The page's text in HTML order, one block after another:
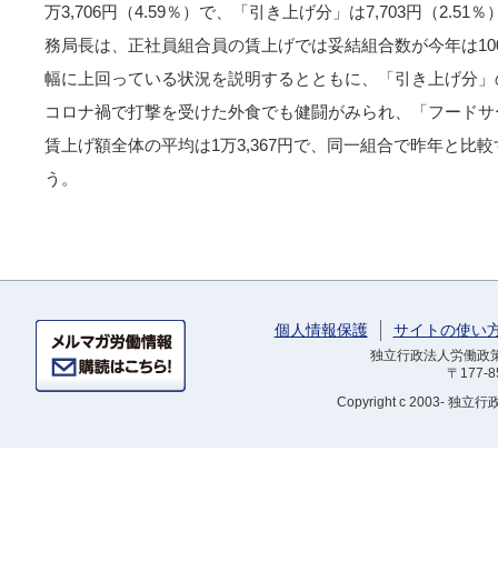
万3,706円（4.59％）で、「引き上げ分」は7,703円（2.51
務局長は、正社員組合員の賃上げでは妥結組合数が今年は
幅に上回っている状況を説明するとともに、「引き上げ分
コロナ禍で打撃を受けた外食でも健闘がみられ、「フード
賃上げ額全体の平均は1万3,367円で、同一組合で昨年と比
う。
個人情報保護 サイトの使い
独立行政法人労働
〒177-
Copyrightc 2003- 独立行